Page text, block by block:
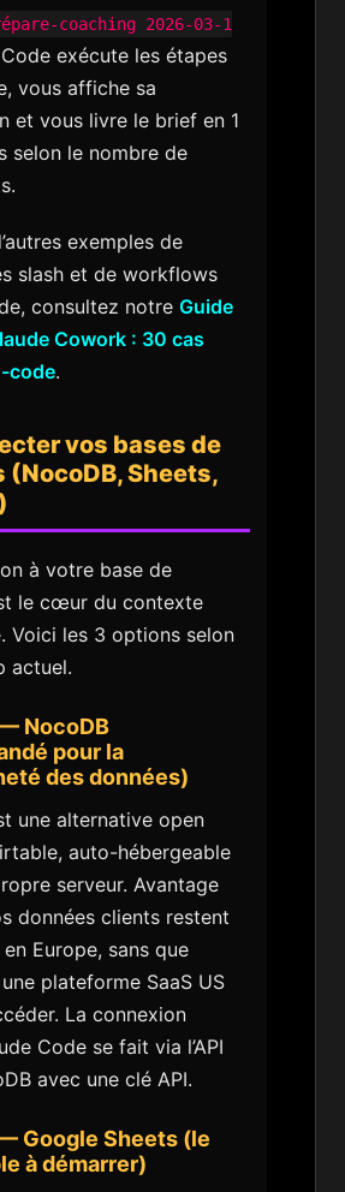
coaching 2026-03-1
exécute les étapes
vous affiche sa
et vous livre le brief en 1
selon le nombre de
exemples de
slash et de workflows
consultez notre Guide
Cowork : 30 cas
code.
vos bases de
(NocoDB, Sheets,
à votre base de
le cœur du contexte
Voici les 3 options selon
actuel.
NocoDB
pour la
des données)
une alternative open
auto-hébergeable
serveur. Avantage
données clients restent
Europe, sans que
plateforme SaaS US
La connexion
Code se fait via l’API
avec une clé API.
Google Sheets (le
à démarrer)